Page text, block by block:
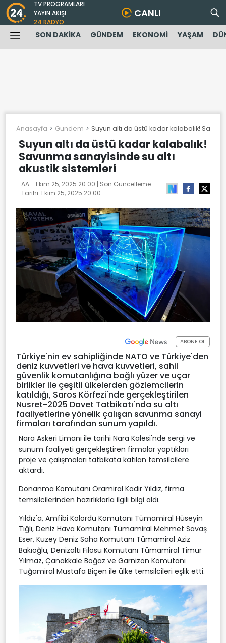
TV PROGRAMLARI
YAYIN AKIŞI
24 RADYO
CANLI
SON DAKİKA GÜNDEM EKONOMİ YAŞAM
Anasayfa Gundem Suyun altı da üstü kadar kalabalık!
Suyun altı da üstü kadar kalabalık!
Savunma sanayisinde su altı
akustik sistemleri
AA - Ekim 25, 2025 20:00 | Son Güncelleme
Tarihi: Ekim 25, 2025 20:00
ABONE OL
Türkiye'nin ev sahipliğinde NATO ve Türkiye'den
deniz kuvvetleri ve hava kuvvetleri, sahil
güvenlik komutanlığına bağlı yüzer ve uçar
birlikler ile çeşitli ülkelerden gözlemcilerin
katıldığı, Saros Körfezi'nde gerçekleştirilen
Nusret-2025 Davet Tatbikatı'nda su altı
faaliyetlerine yönelik çalışan savunma sanayi
firmaları tarafından sunum yapıldı.
Nara Askeri Limanı ile tarihi Nara Kalesi'nde sergi ve
sunum faaliyeti gerçekleştiren firmalar yaptıkları
proje ve çalışmaları tatbikata katılan temsilcilere
aktardı.
Donanma Komutanı Oramiral Kadir Yıldız, firma
temsilcilerinden hazırlıklarla ilgili bilgi aldı.
Yıldız'a, Amfibi Kolordu Komutanı Tümamiral Hüseyin
Tığlı, Deniz Hava Komutanı Tümamiral Mehmet Savaş
Eser, Kuzey Deniz Saha Komutanı Tümamiral Aziz
Bakıoğlu, Denizaltı Filosu Komutanı Tümamiral Timur
Yılmaz, Çanakkale Boğaz ve Garnizon Komutanı
Tuğamiral Mustafa Biçen ile ülke temsilcileri eşlik etti.